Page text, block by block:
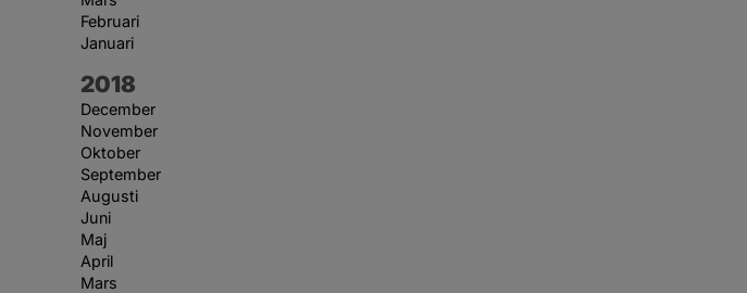
Februari
Januari
År:
2018
December
November
Oktober
September
Augusti
Juni
Maj
April
Mars